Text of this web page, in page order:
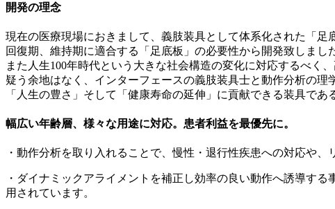
開発の理念
現在の医療現場におきまして、義肢装具として体系化された「
回復期、維持期に適合する「足底板」の必要性から開発致しまし
また人生100年時代という大きな社会構造の変化に対応するべく
疑う余地はなく、インターフェースの義肢装具士と動作分析の
「人生の豊さ」そして「健康寿命の延伸」に貢献できる装具であ
幅広い年齢層、様々な用途に対応。患者利益を最優先に。
・動作分析を取り入れることで、慢性・退行性疾患への対応や
・ダイナミックアライメントを補正し効率の良い動作へ誘導す
用されています。